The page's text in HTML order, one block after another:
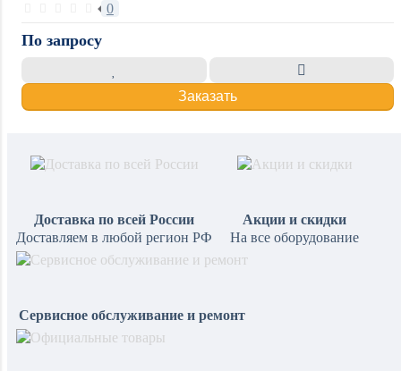
0
По запросу
Заказать
Доставка по всей России
Доставляем в любой регион РФ
Акции и скидки
На все оборудование
Сервисное обслуживание и ремонт